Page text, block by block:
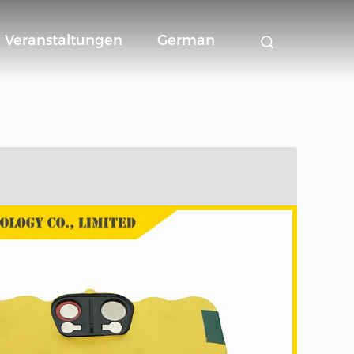
Veranstaltungen German